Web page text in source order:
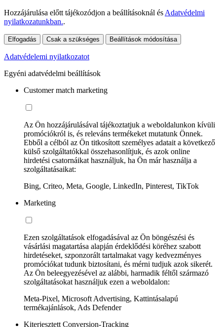
Hozzájárulása előtt tájékozódjon a beállításoknál és Adatvédelmi
nyilatkozatunkban..
Elfogadás Csak a szükséges Beállítások módosítása
Adatvédelemi nyilatkozatot
Egyéni adatvédelmi beállítások
Customer match marketing
Az Ön hozzájárulásával tájékoztatjuk a weboldalunkon kívüli
promóciókról is, és releváns termékeket mutatunk Önnek.
Ebből a célból az Ön titkosított személyes adatait a következő
külső szolgáltatókkal összehasonlítjuk, és azok online
hirdetési csatornáikat használjuk, ha Ön már használja a
szolgáltatásaikat:
Bing, Criteo, Meta, Google, LinkedIn, Pinterest, TikTok
Marketing
Ezen szolgáltatások elfogadásával az Ön böngészési és
vásárlási magatartása alapján érdeklődési köréhez szabott
hirdetéseket, szponzorált tartalmakat vagy kedvezményes
promóciókat tudunk biztosítani, és mérni tudjuk azok sikerét.
Az Ön beleegyezésével az alábbi, harmadik féltől származó
szolgáltatásokat használjuk ezen a weboldalon:
Meta-Pixel, Microsoft Advertising, Kattintásalapú
termékajánlások, Ads Defender
Kiterjesztett Conversion-Tracking